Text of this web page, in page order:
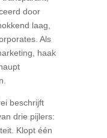
door
laag,
Als
haak
beschrijft
drie pijlers:
Klopt één